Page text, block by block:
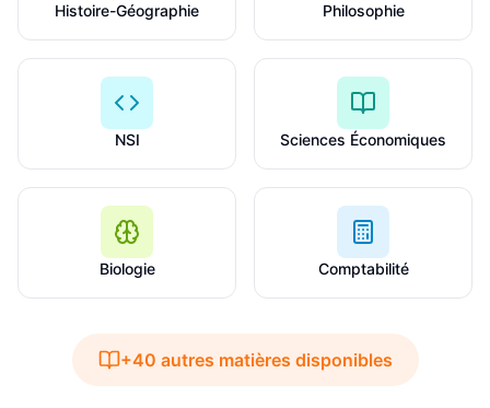
Histoire-Géographie Philosophie
NSI Sciences Économiques
Biologie Comptabilité
+40 autres matières disponibles